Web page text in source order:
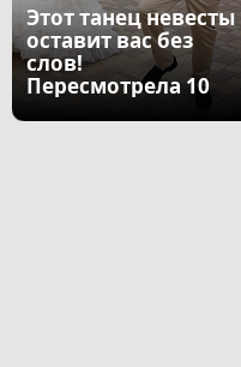
Этот танец невесты
оставит вас без
слов!
Пересмотрела 10